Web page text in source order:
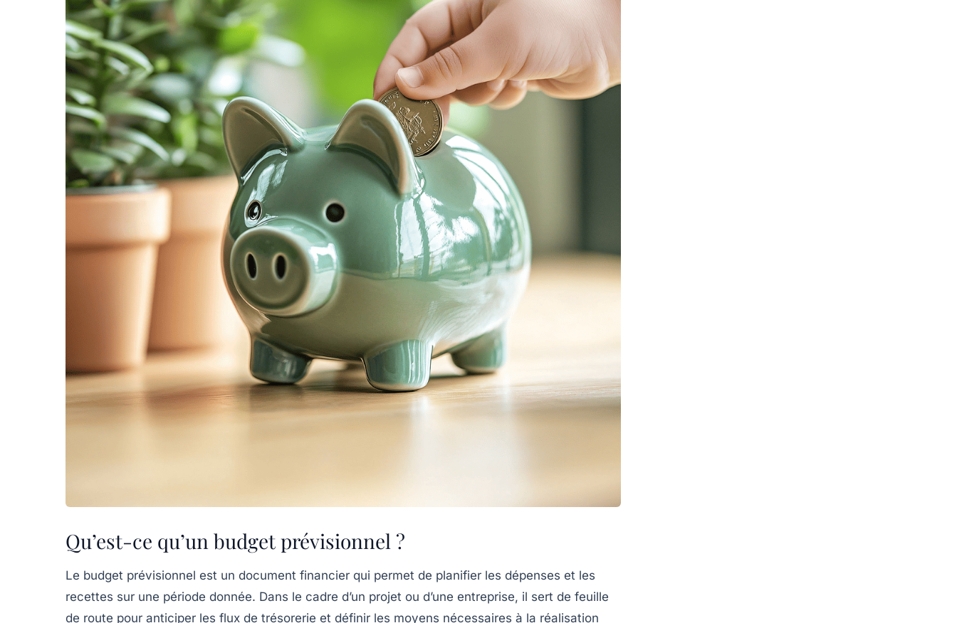
Qu’est-ce qu’un budget prévisionnel ?
Le budget prévisionnel est un document financier qui permet de planifier les dépenses et les
recettes sur une période donnée. Dans le cadre d’un projet ou d’une entreprise, il sert de feuille
de route pour anticiper les flux de trésorerie et définir les moyens nécessaires à la réalisation